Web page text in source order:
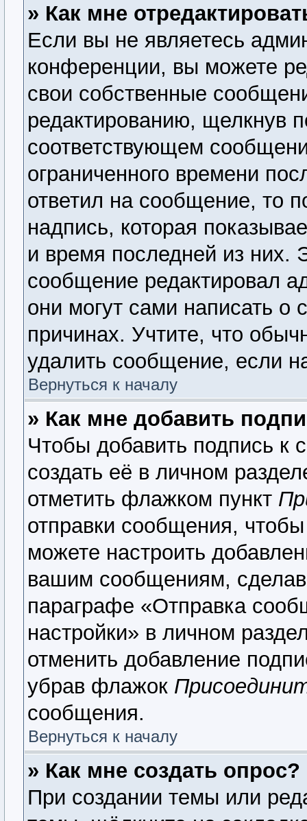
» Как мне
Если вы не являетесь
конференции, вы можете
свои собственные
редактированию, щелкнув
соответствующем
ограниченного времени
ответил на сообщение, то
надпись, которая
и время последней из них.
сообщение редактировал
они могут сами написать о
причинах. Учтите, что
удалить сообщение, если
Вернуться к началу
» Как мне добавить
Чтобы добавить подпись
создать её в личном
отметить флажком пункт
отправки сообщения,
можете настроить
вашим сообщениям,
параграфе «Отправка
настройки» в личном
отменить добавление
убрав флажок
сообщения.
Вернуться к началу
» Как мне создать опрос?
При создании темы или